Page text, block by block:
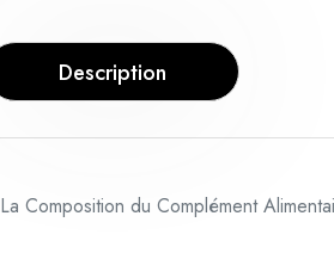
Description
La Composition du Complément